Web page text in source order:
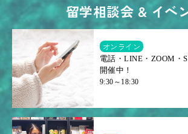
留学相談会 & イベ
オンライン
電話・LINE・ZOOM・
開催中！
9:30～18:30